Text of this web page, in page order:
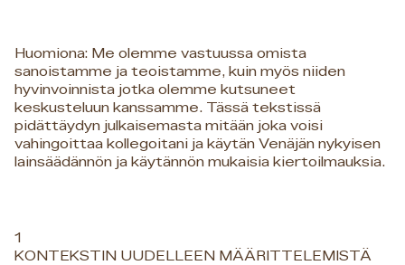
Huomiona: Me olemme vastuussa omista
sanoistamme ja teoistamme, kuin myös niiden
hyvinvoinnista jotka olemme kutsuneet
keskusteluun kanssamme. Tässä tekstissä
pidättäydyn julkaisemasta mitään joka voisi
vahingoittaa kollegoitani ja käytän Venäjän nykyisen
lainsäädännön ja käytännön mukaisia kiertoilmauksia.
1
KONTEKSTIN UUDELLEEN MÄÄRITTELEMISTÄ